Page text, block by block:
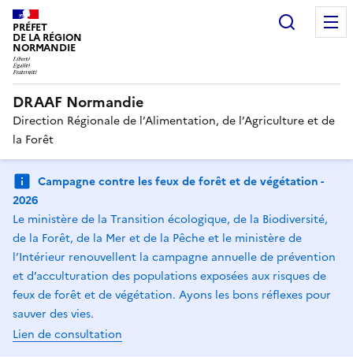
PRÉFET
DE LA RÉGION
NORMANDIE
DRAAF Normandie
Direction Régionale de l’Alimentation, de l’Agriculture et de
la Forêt
Campagne contre les feux de forêt et de végétation -
2026
Le ministère de la Transition écologique, de la Biodiversité,
de la Forêt, de la Mer et de la Pêche et le ministère de
l’Intérieur renouvellent la campagne annuelle de prévention
et d’acculturation des populations exposées aux risques de
feux de forêt et de végétation. Ayons les bons réflexes pour
sauver des vies.
Lien de consultation